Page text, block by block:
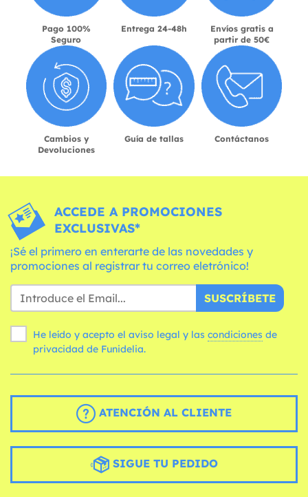
Pago 100%
Seguro
Entrega 24-48h
Envíos gratis a
partir de 50€
Cambios y
Devoluciones
Guía de tallas Contáctanos
ACCEDE A PROMOCIONES
EXCLUSIVAS*
¡Sé el primero en enterarte de las novedades y
promociones al registrar tu correo eletrónico!
SUSCRÍBETE
He leído y acepto el aviso legal y las condiciones
privacidad de Funidelia.
ATENCIÓN AL CLIENTE
SIGUE TU PEDIDO